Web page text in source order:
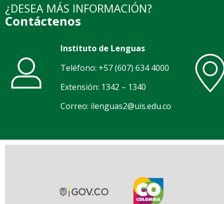
¿DESEA MÁS INFORMACIÓN?
Contáctenos
Instituto de Lenguas
Teléfono: +57 (607) 634 4000
Extensión: 1342 – 1340
Correo: ilenguas2@uis.edu.co